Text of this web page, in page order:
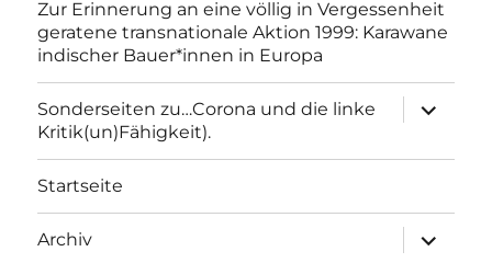
Zur Erinnerung an eine völlig in Vergessenheit
geratene transnationale Aktion 1999: Karawane
indischer Bauer*innen in Europa
Sonderseiten zu…Corona und die linke
Kritik(un)Fähigkeit).
anzeigen
Startseite
Archiv
anzeigen